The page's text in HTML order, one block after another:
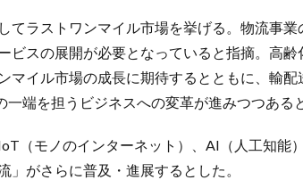
てラストワンマイル市場を挙げる。物流事
ビスの展開が必要となっていると指摘。高
マイル市場の成長に期待するとともに、輸
一端を担うビジネスへの変革が進みつつある
（モノのインターネット）、AI（人工知能
」がさらに普及・進展するとした。